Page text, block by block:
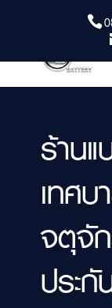
ร้าน
เทศ
จตุจั
ประ